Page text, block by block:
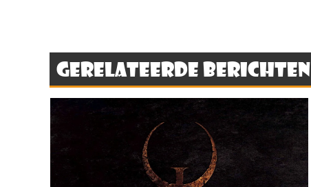
Gerelateerde berichten